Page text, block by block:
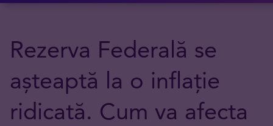
Rezerva Federală se
așteaptă la o inflație
ridicată. Cum va afecta